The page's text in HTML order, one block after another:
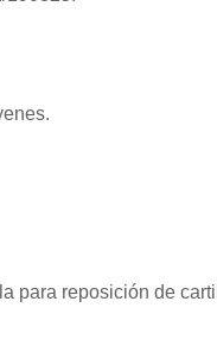
para reposición de